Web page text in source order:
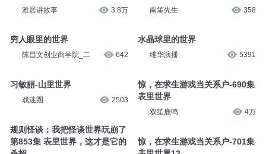
雅居讲故事 3.8万
穷人眼里的世界
陈昌文创业商学院_二 642
习敏丽-山里世界
戏迷圈 2503
规则怪谈：我把怪谈世界玩崩了
第853集 表里世界，这才是它的
南笙先生 358
水晶球里的世界
维华演播 5391
惊，在求生游戏当关系户-690集
表里世界
双笙鹿鸣 4万
惊，在求生游戏当关系户-701集